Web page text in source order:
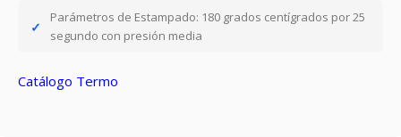
Parámetros de Estampado: 180 grados centígrados por 25
segundo con presión media
Catálogo Termo